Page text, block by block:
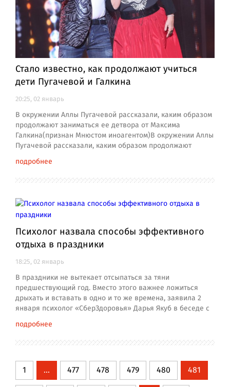
Стало известно, как продолжают учиться
дети Пугачевой и Галкина
20:25, 02 январь
В окружении Аллы Пугачевой рассказали, каким образом
продолжают заниматься ее детвора от Максима
Галкина(признан Мнюстом иноагентом)В окружении Аллы
Пугачевой рассказали, каким образом продолжают
подробнее
Психолог назвала способы эффективного
отдыха в праздники
18:25, 02 январь
В праздники не вытекает отсыпаться за тяни
предшествующий год. Вместо этого важнее ложиться
дрыхать и вставать в одно и то же времена, заявила 2
января психолог «СберЗдоровья» Дарья Якуб в беседе с
подробнее
1 ... 477 478 479 480
481